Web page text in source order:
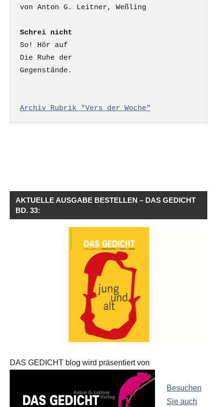
Schrei nicht
So! Hör auf
Die Ruhe der
Gegenstände.
Archiv Rubrik "Vers der Woche"
AKTUELLE AUSGABE BESTELLEN – DAS GEDICHT
BD. 33:
DAS GEDICHT blog wird präsentiert von
Besuchen
Sie auch